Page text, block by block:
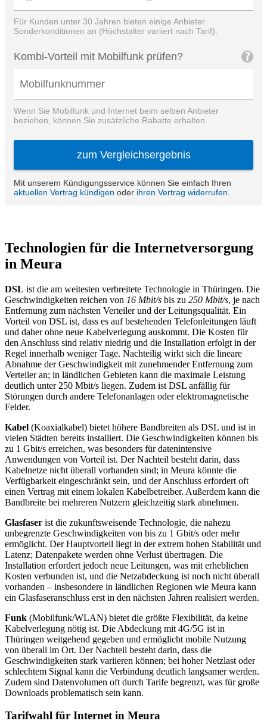
Technologien für die Internetversorgung
in Meura
DSL ist die am weitesten verbreitete Technologie in Thüringen. Die
Geschwindigkeiten reichen von 16 Mbit/s bis zu 250 Mbit/s, je nach
Entfernung zum nächsten Verteiler und der Leitungsqualität. Ein
Vorteil von DSL ist, dass es auf bestehenden Telefonleitungen läuft
und daher ohne neue Kabelverlegung auskommt. Die Kosten für
den Anschluss sind relativ niedrig und die Installation erfolgt in der
Regel innerhalb weniger Tage. Nachteilig wirkt sich die lineare
Abnahme der Geschwindigkeit mit zunehmender Entfernung zum
Verteiler an; in ländlichen Gebieten kann die maximale Leistung
deutlich unter 250 Mbit/s liegen. Zudem ist DSL anfällig für
Störungen durch andere Telefonanlagen oder elektromagnetische
Felder.
Kabel (Koaxialkabel) bietet höhere Bandbreiten als DSL und ist in
vielen Städten bereits installiert. Die Geschwindigkeiten können bis
zu 1 Gbit/s erreichen, was besonders für datenintensive
Anwendungen von Vorteil ist. Der Nachteil besteht darin, dass
Kabelnetze nicht überall vorhanden sind; in Meura könnte die
Verfügbarkeit eingeschränkt sein, und der Anschluss erfordert oft
einen Vertrag mit einem lokalen Kabelbetreiber. Außerdem kann die
Bandbreite bei mehreren Nutzern gleichzeitig stark abnehmen.
Glasfaser ist die zukunftsweisende Technologie, die nahezu
unbegrenzte Geschwindigkeiten von bis zu 1 Gbit/s oder mehr
ermöglicht. Der Hauptvorteil liegt in der extrem hohen Stabilität und
Latenz; Datenpakete werden ohne Verlust übertragen. Die
Installation erfordert jedoch neue Leitungen, was mit erheblichen
Kosten verbunden ist, und die Netzabdeckung ist noch nicht überall
vorhanden – insbesondere in ländlichen Regionen wie Meura kann
ein Glasfaseranschluss erst in den nächsten Jahren realisiert werden.
Funk (Mobilfunk/WLAN) bietet die größte Flexibilität, da keine
Kabelverlegung nötig ist. Die Abdeckung mit 4G/5G ist in
Thüringen weitgehend gegeben und ermöglicht mobile Nutzung
von überall im Ort. Der Nachteil besteht darin, dass die
Geschwindigkeiten stark variieren können; bei hoher Netzlast oder
schlechtem Signal kann die Verbindung deutlich langsamer werden.
Zudem sind Datenvolumen oft durch Tarife begrenzt, was für große
Downloads problematisch sein kann.
Tarifwahl für Internet in Meura